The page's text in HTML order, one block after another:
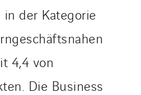
der Kategorie
4,4 von
Die Business